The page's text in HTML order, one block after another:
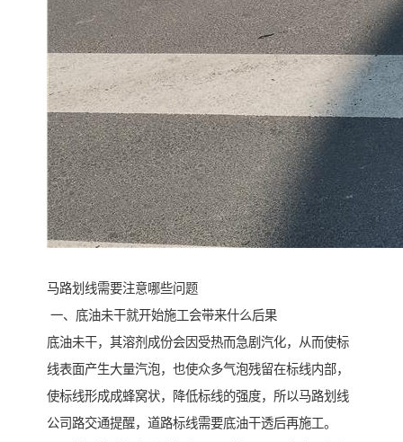
马路划线需要注意哪些问题
一、底油未干就开始施工会带来什么后果
底油未干，其溶剂成份会因受热而急剧汽化，从而使标
线表面产生大量汽泡，也使众多气泡残留在标线内部，
使标线形成成蜂窝状，降低标线的强度，所以马路划线
公司路交通提醒，道路标线需要底油干透后再施工。